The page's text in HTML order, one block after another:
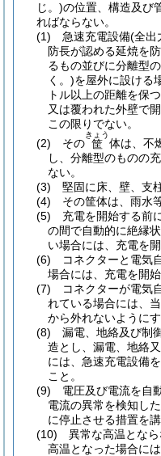
じ。)の位置、構造及び
ればならない。
(1)
急速充電設備(全出
防長が認める延焼を
るもの並びに分離型
く。)を屋外に設ける
トル以上の距離を保つ
又は覆われた外壁で
この限りでない。
(2)
その 筐
きょう
体は、不
し、分離型のものの
ない。
(3)
堅固に床、壁、支
(4)
その筐体は、雨水
(5)
充電を開始する前
の間で自動的に絶縁
い場合には、充電を
(6)
コネクターと電気
場合には、充電を開
(7)
コネクターが電気
れている場合には、
から外れないように
(8)
漏電、地絡及び制
造とし、漏電、地絡
には、急速充電設備
こと。
(9)
電圧及び電流を自
電流の異常を検知し
に停止させる措置を講
(10)
異常な高温とな
高温となった場合に